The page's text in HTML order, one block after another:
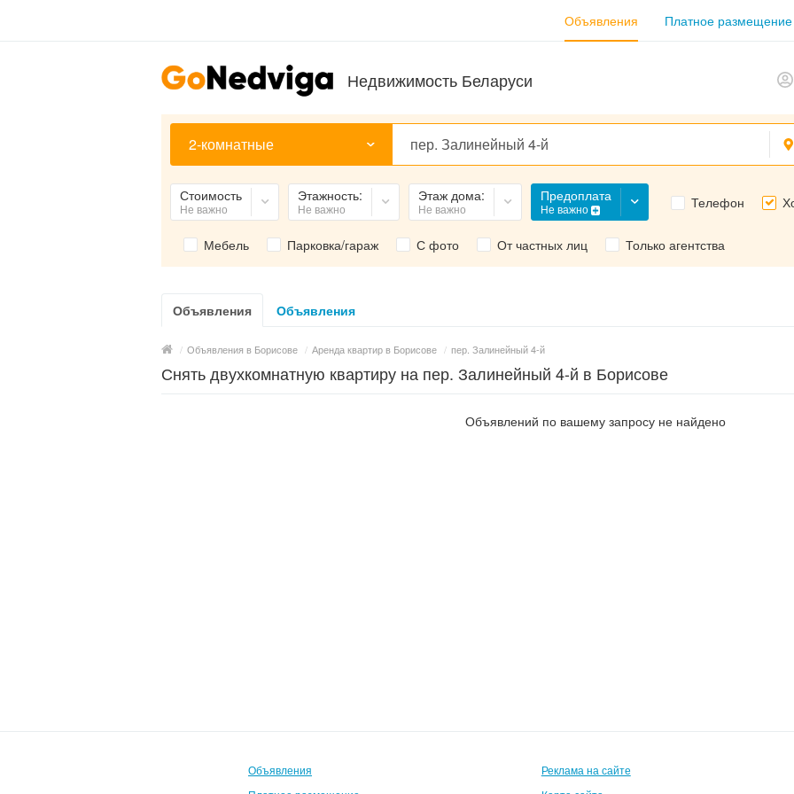
Объявления Платное размещение
Недвижимость Беларуси
2-комнатные
Стоимость
Не важно
Этажность:
Не важно
Этаж дома:
Не важно
Предоплата
Не важно Телефон
Мебель Парковка/гараж С фото От частных лиц Только агентства
Объявления Объявления
/ Объявления в Борисове / Аренда квартир в Борисове / пер. Залинейный 4-й
Снять двухкомнатную квартиру на пер. Залинейный 4-й в Борисове
Объявлений по вашему запросу не найдено
Объявления
Реклама на сайте